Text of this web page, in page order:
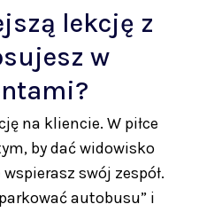
lekcję z
w
na kliencie. W piłce
by dać widowisko
swój zespół.
autobusu” i